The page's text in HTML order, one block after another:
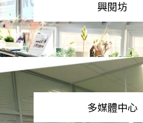
興閱坊
多媒體中心